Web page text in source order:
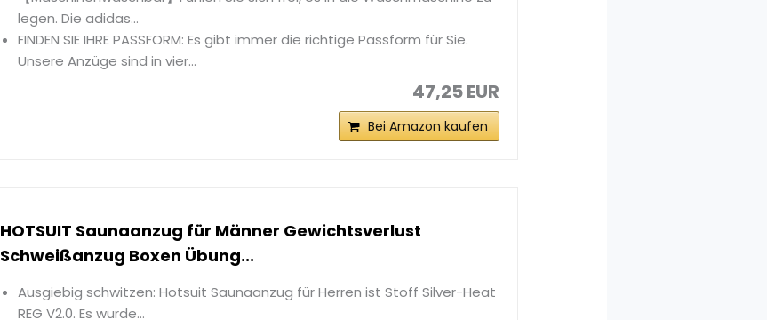
legen. Die adidas...
FINDEN SIE IHRE PASSFORM: Es gibt immer die richtige Passform für Sie.
Unsere Anzüge sind in vier...
47,25 EUR
Bei Amazon kaufen
HOTSUIT Saunaanzug für Männer Gewichtsverlust
Schweißanzug Boxen Übung...
Ausgiebig schwitzen: Hotsuit Saunaanzug für Herren ist Stoff Silver-Heat
REG V2.0. Es wurde...